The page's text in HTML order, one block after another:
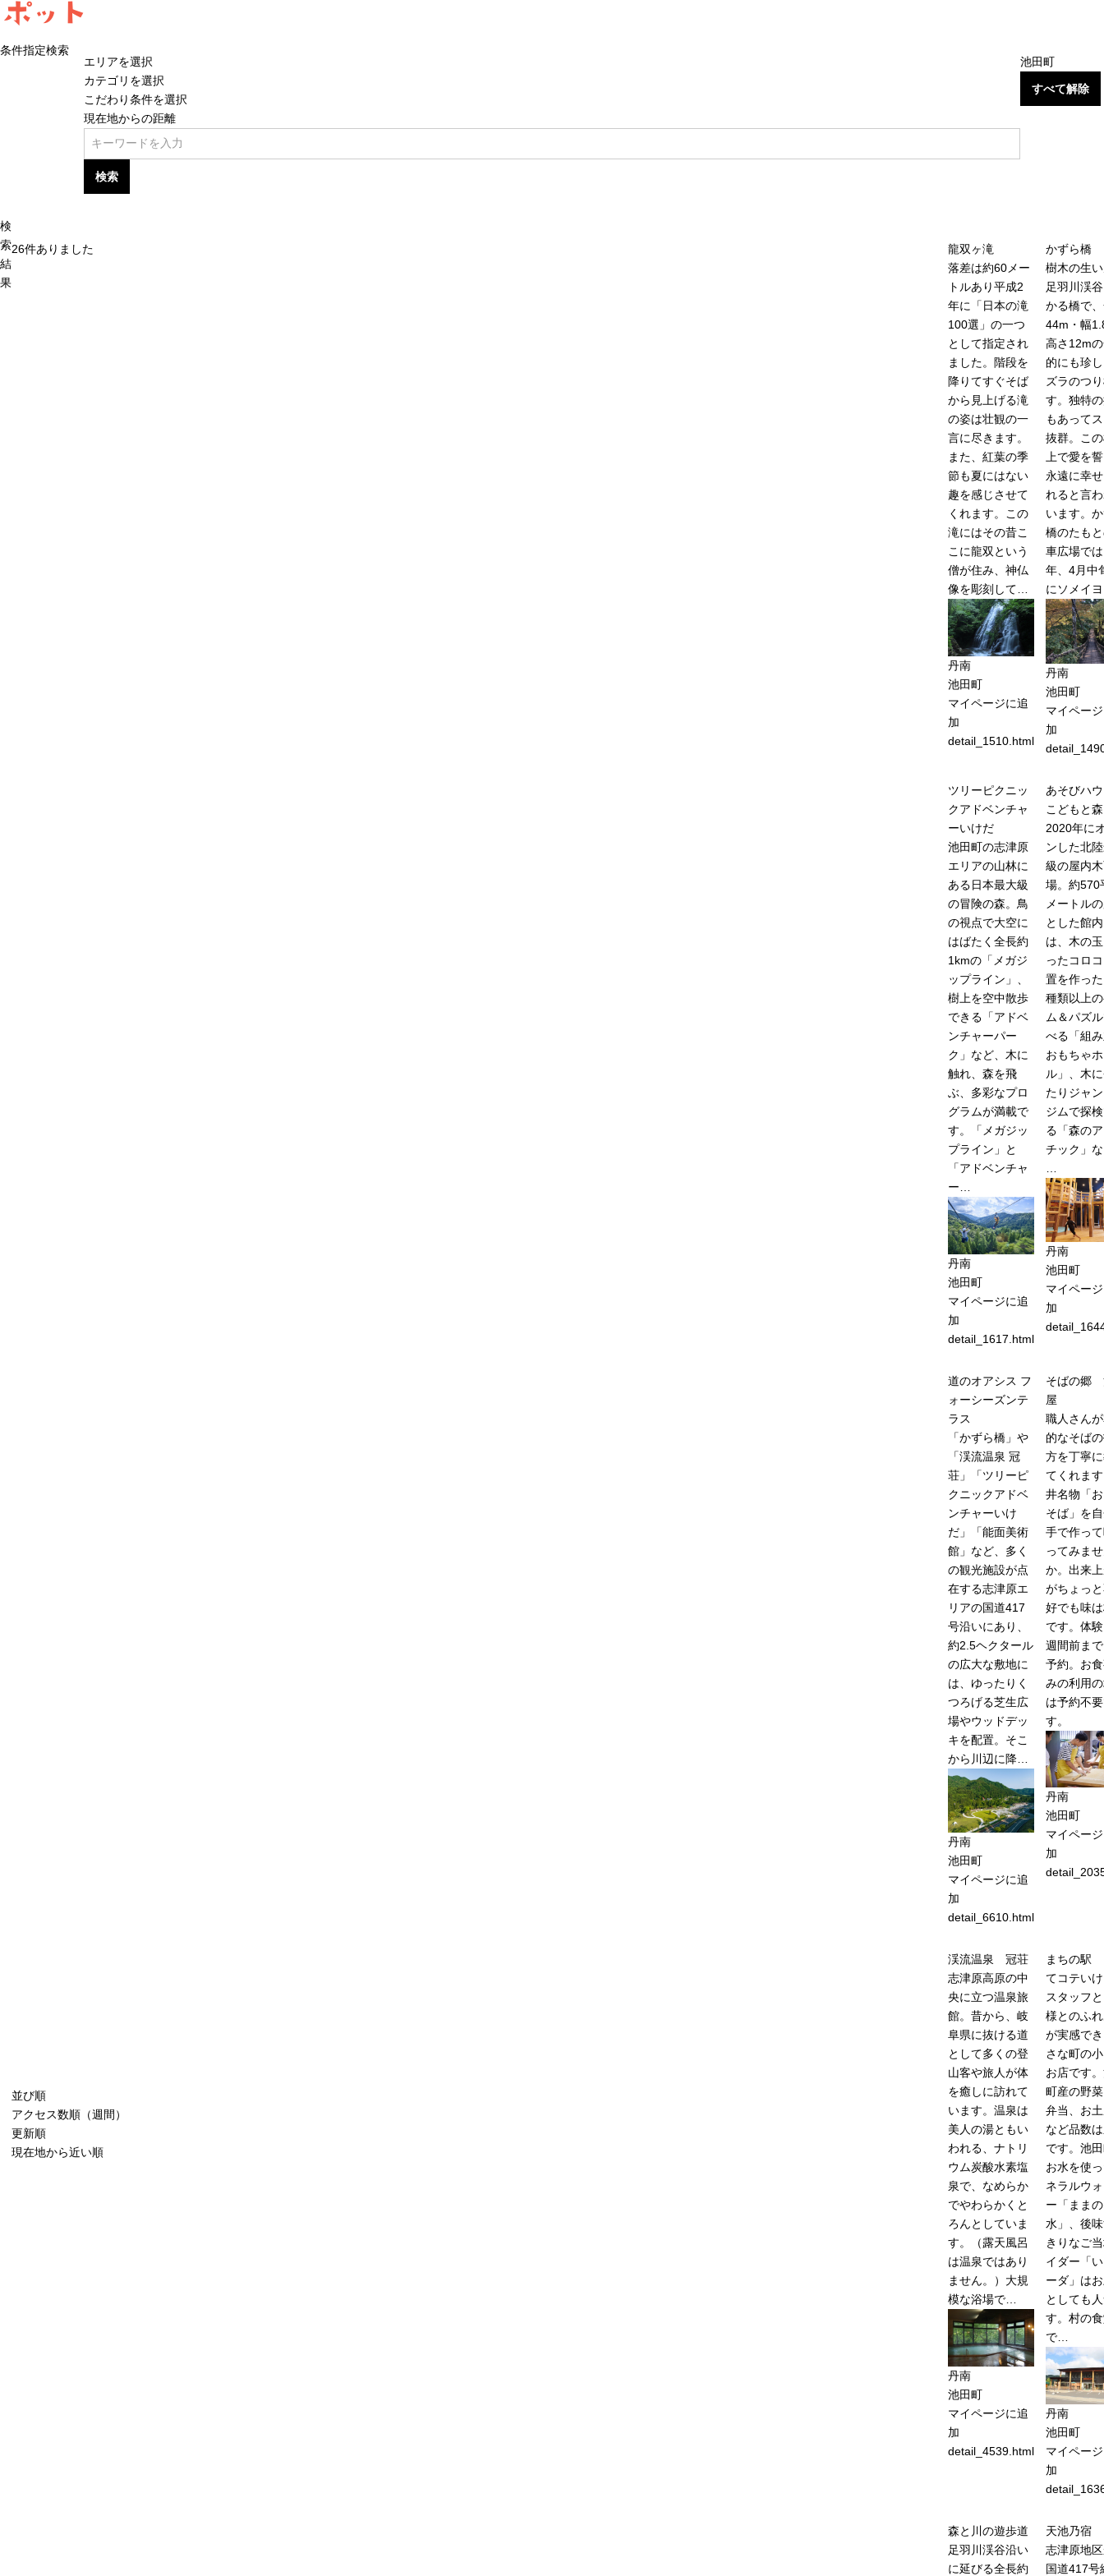
ポット
条件指定検索
エリアを選択
カテゴリを選択
こだわり条件を選択
現在地からの距離
検索
池田町
すべて解除
検
索
結
果
26件ありました
並び順
アクセス数順（週間）
更新順
現在地から近い順
龍双ヶ滝
落差は約60メー
トルあり平成2
年に「日本の滝
100選」の一つ
として指定され
ました。階段を
降りてすぐそば
から見上げる滝
の姿は壮観の一
言に尽きます。
また、紅葉の季
節も夏にはない
趣を感じさせて
くれます。この
滝にはその昔こ
こに龍双という
僧が住み、神仏
像を彫刻して…
丹南
池田町
マイページに追
加
detail_1510.html
かずら橋
樹木の生
足羽川渓
かる橋で
44m・幅
高さ12m
的にも珍
ズラのつ
す。独特
もあって
抜群。こ
上で愛を
永遠に幸
れると言
います。
橋のたも
車広場で
年、4月中
にソメイ
丹南
池田町
マイペー
加
ツリーピクニッ
クアドベンチャ
ーいけだ
池田町の志津原
エリアの山林に
ある日本最大級
の冒険の森。鳥
の視点で大空に
はばたく全長約
1kmの「メガジ
ップライン」、
樹上を空中散歩
できる「アドベ
ンチャーパー
ク」など、木に
触れ、森を飛
ぶ、多彩なプロ
グラムが満載で
す。「メガジッ
プライン」と
「アドベンチャ
ー…
丹南
池田町
マイページに追
加
detail_1617.html
あそびハ
こどもと森
2020年に
ンした北
級の屋内
場。約570
メートル
とした館
は、木の
ったコロ
置を作っ
種類以上
ム＆パズ
べる「組
おもちゃ
ル」、木
たりジャ
ジムで探
る「森の
チック」
丹南
池田町
マイペー
加
道のオアシス フ
ォーシーズンテ
ラス
「かずら橋」や
「渓流温泉 冠
荘」「ツリーピ
クニックアドベ
ンチャーいけ
だ」「能面美術
館」など、多く
の観光施設が点
在する志津原エ
リアの国道417
号沿いにあり、
約2.5ヘクタール
の広大な敷地に
は、ゆったりく
つろげる芝生広
場やウッドデッ
キを配置。そこ
から川辺に降…
丹南
池田町
マイページに追
加
detail_6610.html
そばの郷
屋
職人さん
的なそば
方を丁寧
てくれま
井名物「
そば」を
手で作っ
ってみま
か。出来
がちょっ
好でも味
です。体
週間前ま
予約。お
みの利用
は予約不
す。
丹南
池田町
マイペー
加
渓流温泉 冠荘
志津原高原の中
央に立つ温泉旅
館。昔から、岐
阜県に抜ける道
として多くの登
山客や旅人が体
を癒しに訪れて
います。温泉は
美人の湯ともい
われる、ナトリ
ウム炭酸水素塩
泉で、なめらか
でやわらかくと
ろんとしていま
す。（露天風呂
は温泉ではあり
ません。）大規
模な浴場で…
丹南
池田町
マイページに追
加
detail_4539.html
まちの駅
てコテい
スタッフ
様とのふ
が実感で
さな町の
お店です
町産の野
弁当、お
など品数
です。池
お水を使
ネラルウ
ー「ままの
水」、後
きりなご
イダー「
ーダ」は
としても
す。村の
で…
丹南
池田町
マイペー
加
森と川の遊歩道
足羽川渓谷沿い
に延びる全長約
天池乃宿
志津原地
国道417号